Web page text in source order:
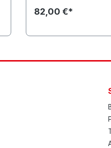
konfektionierte
Temperaturbereich
82,00 €*